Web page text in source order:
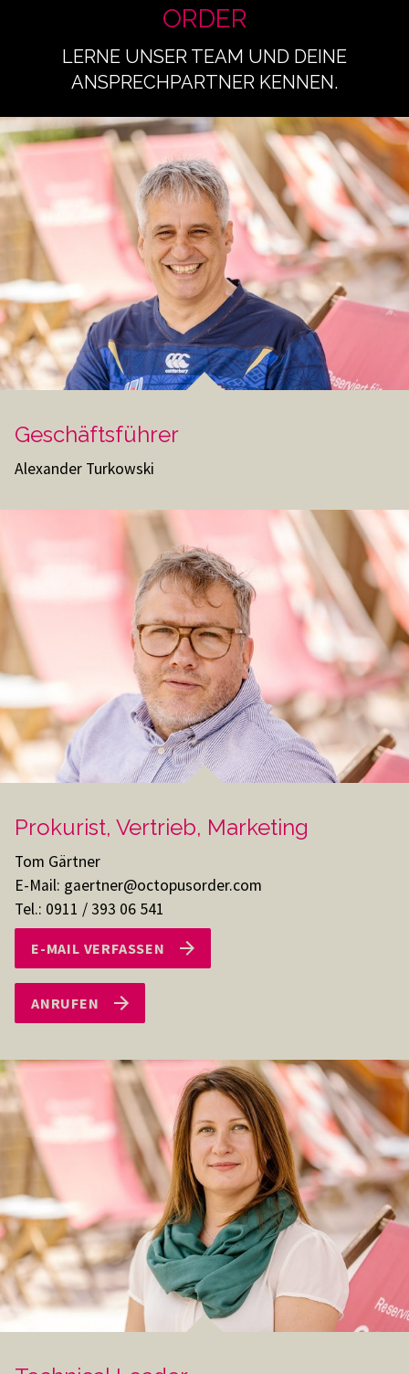
ORDER
LERNE UNSER TEAM UND DEINE
ANSPRECHPARTNER KENNEN.
Geschäftsführer
Alexander Turkowski
Prokurist, Vertrieb, Marketing
Tom Gärtner
E-Mail: gaertner@octopusorder.com
Tel.: 0911 / 393 06 541
E-MAIL VERFASSEN
ANRUFEN